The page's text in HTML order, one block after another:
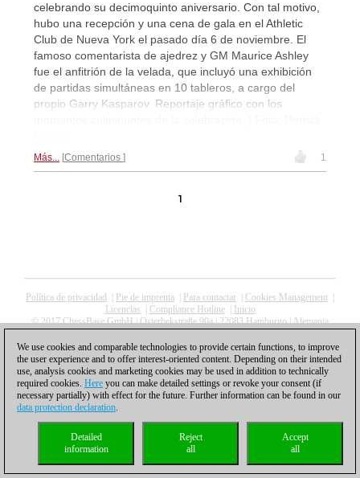
celebrando su decimoquinto aniversario. Con tal motivo,
hubo una recepción y una cena de gala en el Athletic
Club de Nueva York el pasado día 6 de noviembre. El
famoso comentarista de ajedrez y GM Maurice Ashley
fue el anfitrión de la velada, que incluyó una exhibición
de partidas simultáneas en 10 tableros, a cargo del
propio Garry Kasparov. Reportaje gráfico con los
Más... Comentarios 1
1
Política de privacidad Pie de imprenta Para contactar Cookies Management
Licencias
Compliance Hotline|
Inicio
© 2017 ChessBase GmbH | Osterbekstraße 90a | 22083 Hamburgo | Alemania
We use cookies and comparable technologies to provide certain functions, to improve
the user experience and to offer interest-oriented content. Depending on their intended
use, analysis cookies and marketing cookies may be used in addition to technically
required cookies. Here you can make detailed settings or revoke your consent (if
necessary partially) with effect for the future. Further information can be found in our
data protection declaration.
Accept
all
Reject
all
Detailed
information